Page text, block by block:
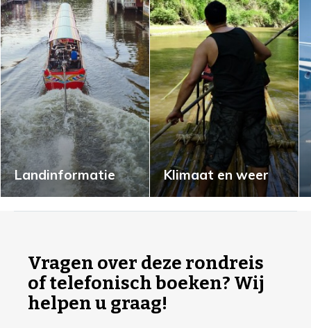
Landinformatie Klimaat en weer
Vragen over deze rondreis
of telefonisch boeken? Wij
helpen u graag!